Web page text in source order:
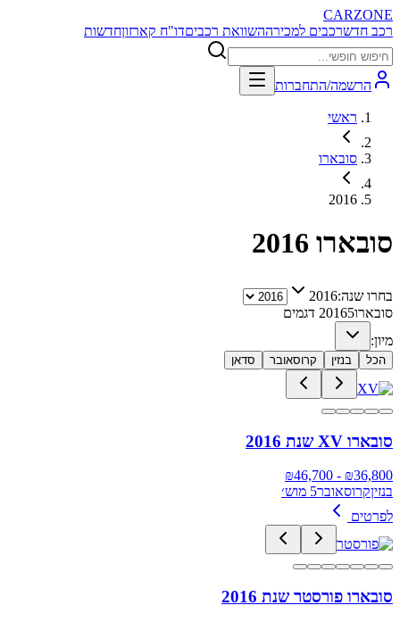
CARZONE
רכב חדשרכבים למכירההשוואת רכביםדו"ח קארזוןחדשות
הרשמה/התחברות
ראשי
סובארו
2016
סובארו 2016
בחרו שנה:2016
סובארו 20165
דגמים
מיון:
הכל בנזין קרוסאובר סדאן
סובארו XV שנת 2016
₪36,800
- ₪
46,700
בנזיןקרוסאובר5 מוש׳
לפרטים
סובארו פורסטר שנת 2016